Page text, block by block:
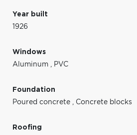
Year built
1926
Windows
Aluminum , PVC
Foundation
Poured concrete , Concrete blocks
Roofing